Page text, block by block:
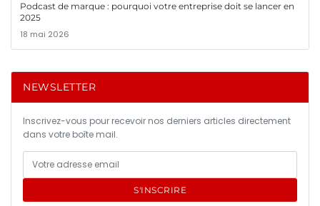
Podcast de marque : pourquoi votre entreprise doit se lancer en
2025
18 mai 2026
NEWSLETTER
Inscrivez-vous pour recevoir nos derniers articles directement
dans votre boîte mail.
S'INSCRIRE